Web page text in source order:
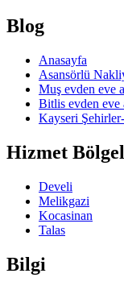
Blog
Anasayfa
Asansörlü
Muş evden eve
Bitlis evden eve
Kayseri
Hizmet
Develi
Melikgazi
Kocasinan
Talas
Bilgi